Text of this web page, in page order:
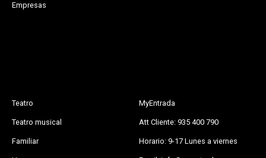
Empresas
Teatro
Teatro musical
Familiar
MyEntrada
Att Cliente: 935 400 790
Horario: 9-17 Lunes a viernes